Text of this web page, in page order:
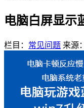
电脑白屏显示
栏目： 常见问题 来源